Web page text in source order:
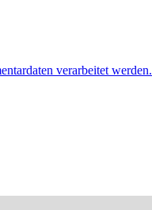
verarbeitet werden.